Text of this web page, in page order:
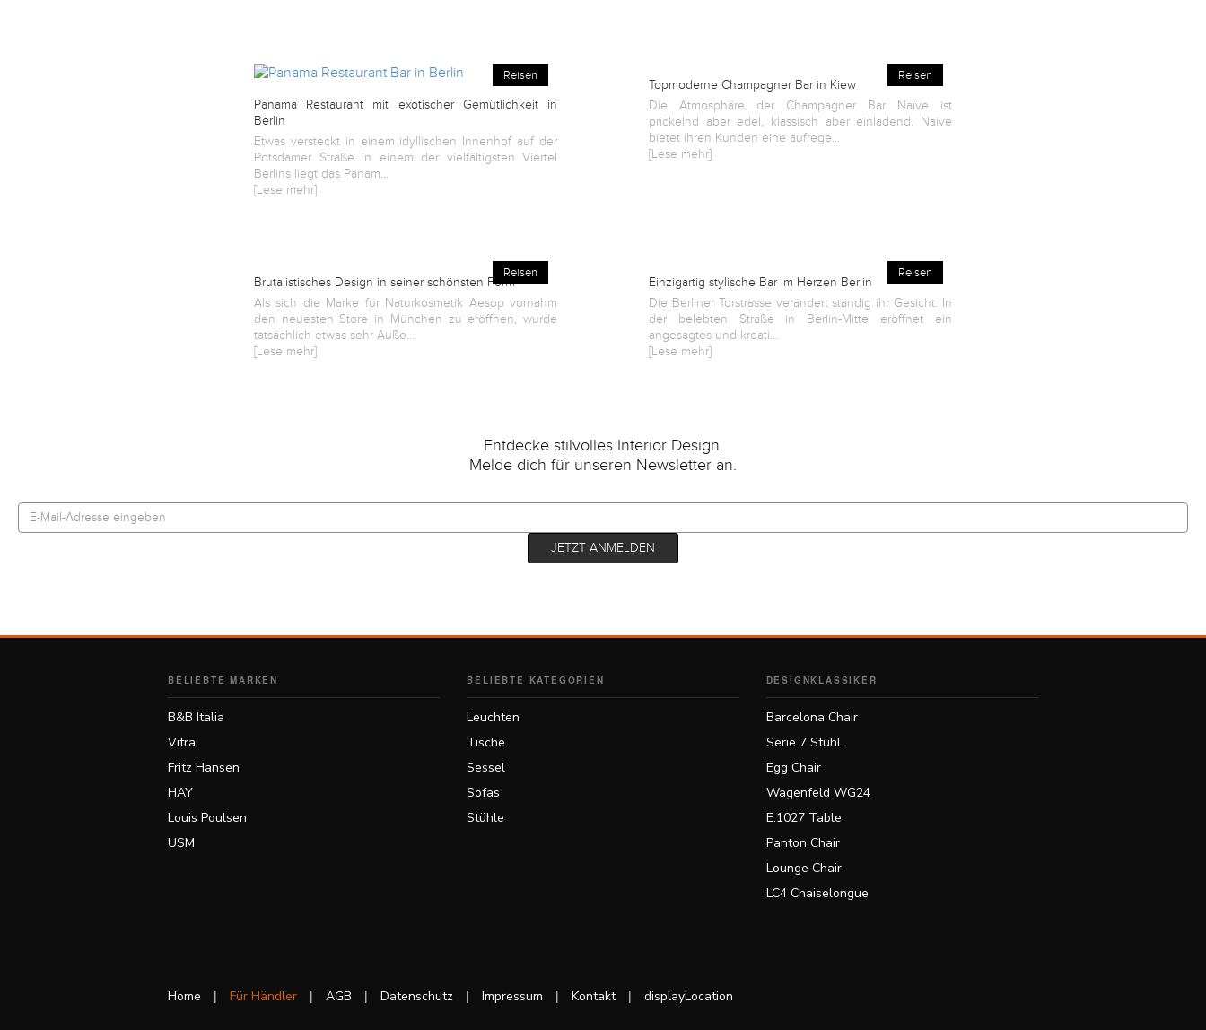
Reisen
Panama Restaurant mit exotischer Gemütlichkeit in
Berlin
Etwas versteckt in einem idyllischen Innenhof auf der
Potsdamer Straße in einem der vielfältigsten Viertel
Berlins liegt das Panam...
[Lese mehr]
Reisen
Topmoderne Champagner Bar in Kiew
Die Atmosphäre der Champagner Bar Naïve ist
prickelnd aber edel, klassisch aber einladend. Naïve
bietet ihren Kunden eine aufrege...
[Lese mehr]
Reisen
Brutalistisches Design in seiner schönsten Form
Als sich die Marke für Naturkosmetik Aesop vornahm
den neuesten Store in München zu eröffnen, wurde
tatsächlich etwas sehr Auße...
[Lese mehr]
Reisen
Einzigartig stylische Bar im Herzen Berlin
Die Berliner Torstrasse verändert ständig ihr Gesicht. In
der belebten Straße in Berlin-Mitte eröffnet ein
angesagtes und kreati...
[Lese mehr]
Entdecke stilvolles Interior Design.
Melde dich für unseren Newsletter an.
BELIEBTE MARKEN
B&B Italia
Vitra
Fritz Hansen
HAY
Louis Poulsen
USM
BELIEBTE KATEGORIEN
Leuchten
Tische
Sessel
Sofas
Stühle
DESIGNKLASSIKER
Barcelona Chair
Serie 7 Stuhl
Egg Chair
Wagenfeld WG24
E.1027 Table
Panton Chair
Lounge Chair
LC4 Chaiselongue
Home | Für Händler | AGB | Datenschutz | Impressum | Kontakt | displayLocation